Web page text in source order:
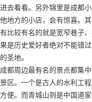
进去看看。另外锦里是成都
他地方的小店，会有惊喜。
有比较有名的就是宽窄巷子
果是历史爱好者绝对不能错
的圣地。
成都周边最有名的景点都集
景区。一个是古人的水利工
方便。而青城山则是中国道